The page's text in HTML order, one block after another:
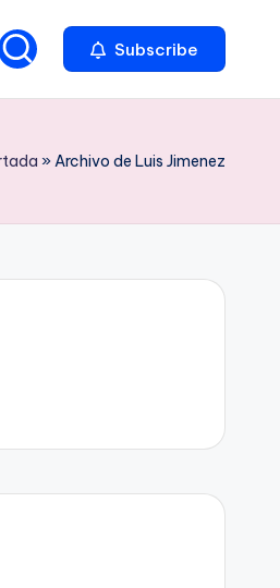
Subscribe
»Archivo de Luis Jimenez